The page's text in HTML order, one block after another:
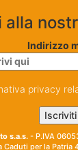
alla
Indirizzo
privacy
s.a.s. - P.IVA
Caduti per la Patria